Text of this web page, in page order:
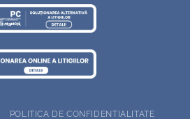
POLITICA DE CONFIDENTIALITATE